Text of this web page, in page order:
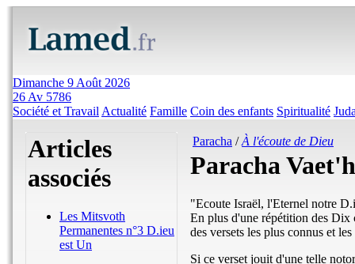
Dimanche 9 Août 2026
26 Av 5786
Société et Travail Actualité Famille Coin des enfants Spiritualité
Articles
associés
Les Mitsvoth
Permanentes n°3 D.ieu
est Un
Paracha /À l'écoute de Dieu
Paracha
"Ecoute Israël, l'Eternel notre
En plus d'une répétition des Dix
des versets les plus connus et
Si ce verset jouit d'une telle